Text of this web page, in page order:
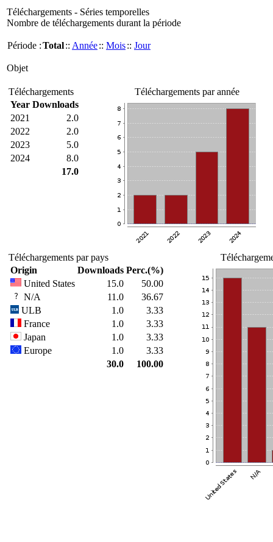
Téléchargements - Séries temporelles
Nombre de téléchargements durant la période
Période :Total:: Année:: Mois:: Jour
Objet
Téléchargements
Year Downloads
2021
2.0
2022
2.0
2023
5.0
2024
8.0
17.0
Téléchargements par année
Téléchargements par pays
Origin
Downloads Perc.(%)
United States
15.0
50.00
N/A
11.0
36.67
ULB
1.0
3.33
France
1.0
3.33
Japan
1.0
3.33
Europe
1.0
3.33
30.0
100.00